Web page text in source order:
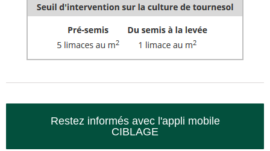
Restez informés avec l'appli mobile
CIBLAGE